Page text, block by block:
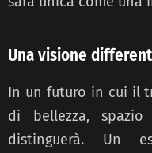
Una visione
In un futuro in cui il
di bellezza,
distinguerà. Un